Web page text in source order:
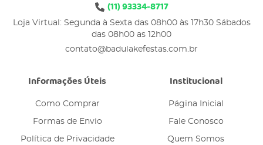
(11)93334-8717
Loja Virtual: Segunda à Sexta das 08h00 às 17h30 Sábados
das 08h00 as 12h00
contato@badulakefestas.com.br
Informações Úteis
Como Comprar
Formas de Envio
Política de Privacidade
Institucional
Página Inicial
Fale Conosco
Quem Somos